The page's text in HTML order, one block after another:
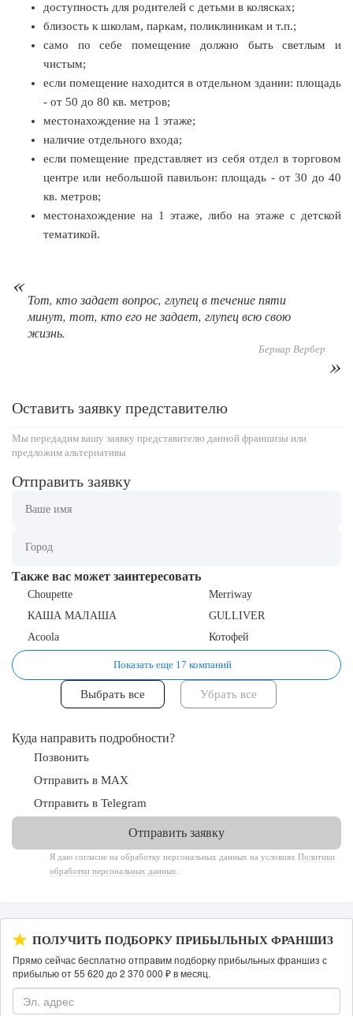
106 0 0
Coffee Way приступил к масштабированию собственной
модели производства...
96 0
миллиарды:...
Отзыв SSL-сертификатов у банков: как это влияет на
российский...
158 11 2
«Прибыль 20 млн в год, а я ездил на метро»: куда в интернет-
магазине...
доступность для родителей с детьми в колясках;
близость к школам, паркам, поликлиникам и т.п.;
само по себе помещение должно быть светлым и
чистым;
если помещение находится в отдельном здании: площадь
- от 50 до 80 кв. метров;
местонахождение на 1 этаже;
наличие отдельного входа;
если помещение представляет из себя отдел в торговом
центре или небольшой павильон: площадь - от 30 до 40
кв. метров;
местонахождение на 1 этаже, либо на этаже с детской
тематикой.
Тот, кто задает вопрос, глупец в течение пяти
минут, тот, кто его не задает, глупец всю свою
жизнь.
Бернар Вербер
Оставить заявку представителю
Мы передадим вашу заявку представителю данной франшизы или
предложим альтернативы
Отправить заявку
Также вас может заинтересовать
Choupette
Merriway
КАША МАЛАША
GULLIVER
Acoola
Котофей
Показать еще 17 компаний
Куда направить подробности?
Позвонить
Отправить в MAX
Отправить в Telegram
Я даю согласие на обработку персональных данных на условиях Политики
обработки персональных данных
ПОЛУЧИТЬ ПОДБОРКУ ПРИБЫЛЬНЫХ ФРАНШИЗ
Прямо сейчас бесплатно отправим подборку прибыльных франшиз с
прибылью от 55 620 до 2 370 000 ₽ в месяц.